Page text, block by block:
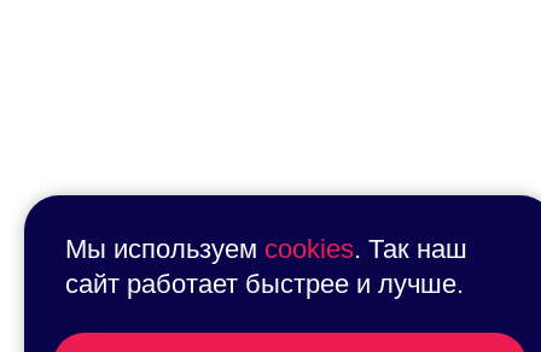
Мы используем cookies. Так наш
сайт работает быстрее и лучше.